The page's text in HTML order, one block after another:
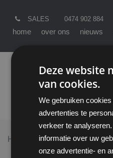
SALES 0474 902 884
home over ons nieuws
Home >All Products
Emma Bari
Deze website
van cookies.
We gebruiken
advertenties te
verkeer te
informatie over uw
onze advertentie- en